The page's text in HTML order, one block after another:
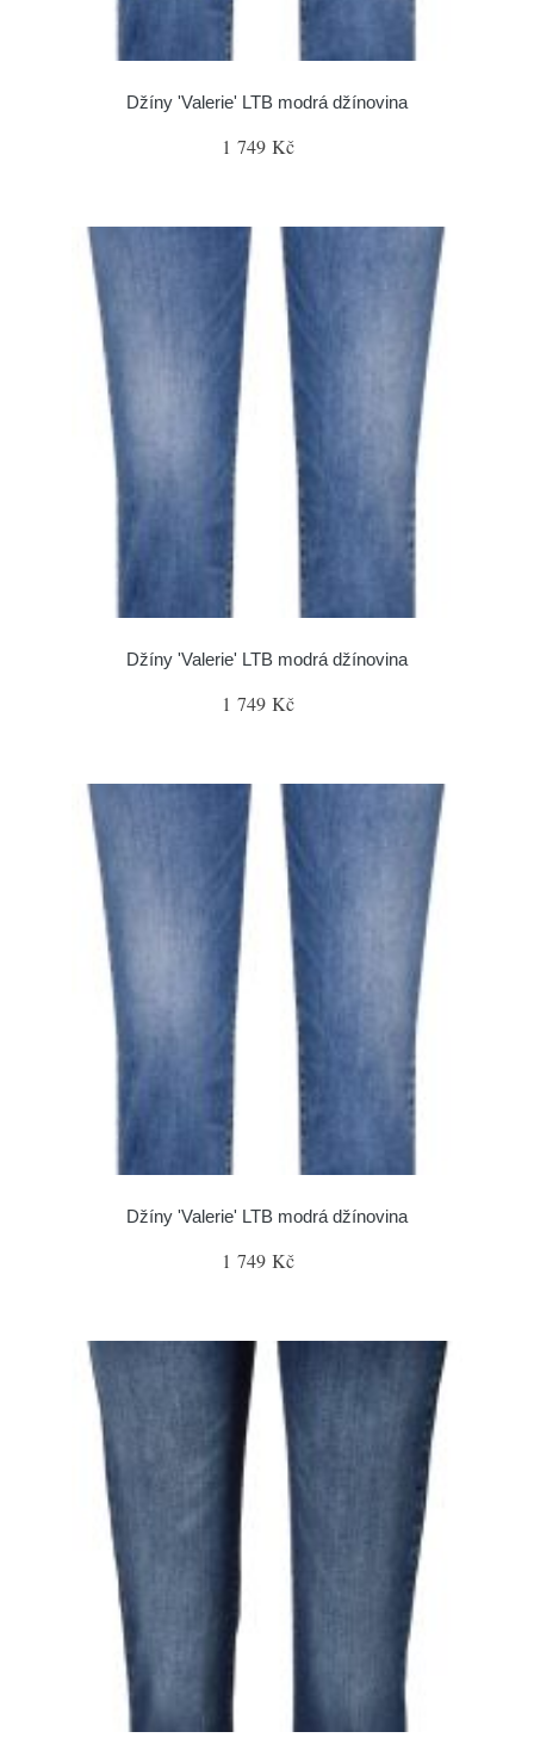
Džíny 'Valerie' LTB modrá džínovina
1 749 Kč
Džíny 'Valerie' LTB modrá džínovina
1 749 Kč
Džíny 'Valerie' LTB modrá džínovina
1 749 Kč